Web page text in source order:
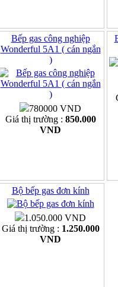
Bếp gas công nghiệp
Wonderful 5A1 ( cán ngắn
)
780000 VND
Giá thị trường : 850.000
VND
Bộ bếp gas đơn kính
1.050.000 VND
Giá thị trường : 1.250.000
VND